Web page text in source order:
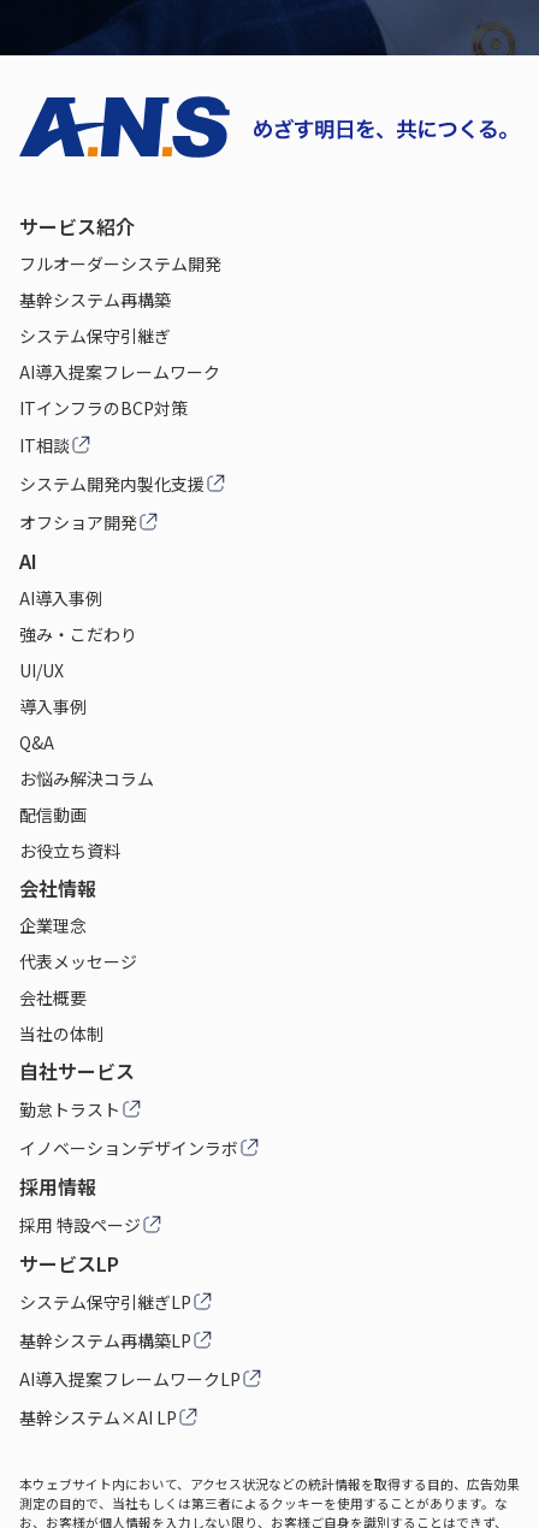
サービス紹介
フルオーダーシステム開発
基幹システム再構築
システム保守引継ぎ
AI導入提案フレームワーク
ITインフラのBCP対策
IT相談
システム開発内製化支援
オフショア開発
AI
AI導入事例
強み・こだわり
UI/UX
導入事例
Q&A
お悩み解決コラム
配信動画
お役立ち資料
会社情報
企業理念
代表メッセージ
会社概要
当社の体制
自社サービス
勤怠トラスト
イノベーションデザインラボ
採用情報
採用 特設ページ
サービスLP
システム保守引継ぎLP
基幹システム再構築LP
AI導入提案フレームワークLP
基幹システム×AI LP
本ウェブサイト内において、アクセス状況などの統計情報を取得する目的、広告効果
測定の目的で、当社もしくは第三者によるクッキーを使用することがあります。な
お、お客様が個人情報を入力しない限り、お客様ご自身を識別することはできず、